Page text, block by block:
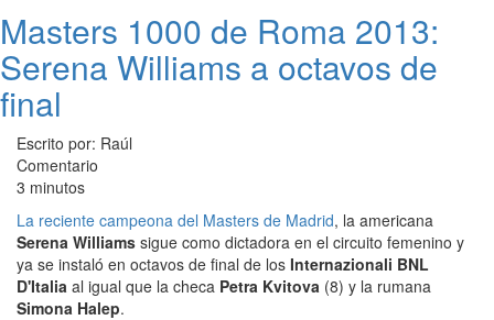
Masters 1000 de Roma 2013:
Serena Williams a octavos de
final
Escrito por: Raúl
Comentario
3 minutos
La reciente campeona del Masters de Madrid, la americana
Serena Williams sigue como dictadora en el circuito femenino y
ya se instaló en octavos de final de los Internazionali BNL
D'Italia al igual que la checa Petra Kvitova (8) y la rumana
Simona Halep.